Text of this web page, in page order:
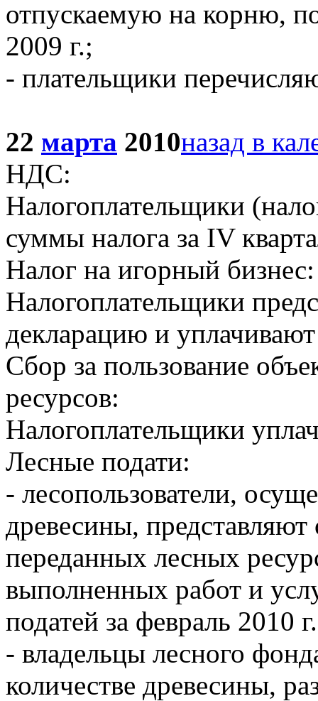
отпускаемую на корню, по
2009 г.;
- плательщики
22 марта 2010назад в
НДС:
Налогоплательщики
суммы налога за IV
Налог на игорный бизнес:
Налогоплательщики
декларацию и
Сбор за пользование
ресурсов:
Налогоплательщики
Лесные подати:
- лесопользователи,
древесины,
переданных лесных
выполненных работ и
податей за февраль 2010
- владельцы лесного
количестве древесины,